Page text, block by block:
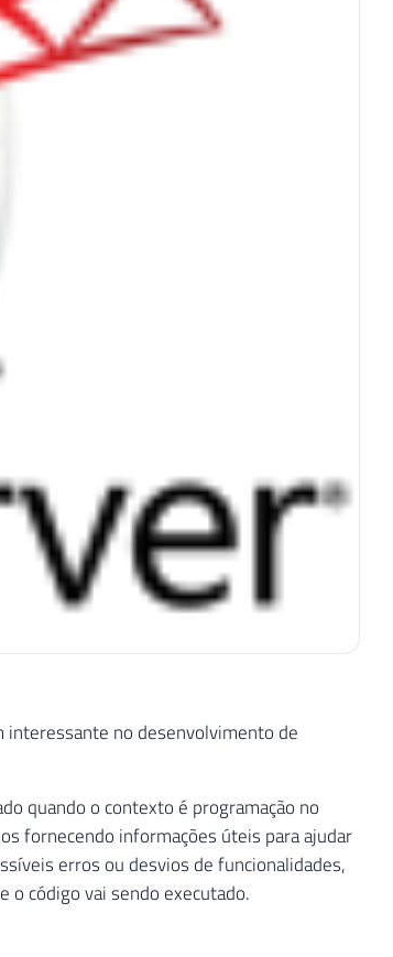
interessante no desenvolvimento de
quando o contexto é programação no
fornecendo informações úteis para ajudar
erros ou desvios de funcionalidades,
o código vai sendo executado.